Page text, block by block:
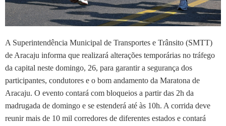
A Superintendência Municipal de Transportes e Trânsito (SMTT)
de Aracaju informa que realizará alterações temporárias no tráfego
da capital neste domingo, 26, para garantir a segurança dos
participantes, condutores e o bom andamento da Maratona de
Aracaju. O evento contará com bloqueios a partir das 2h da
madrugada de domingo e se estenderá até às 10h. A corrida deve
reunir mais de 10 mil corredores de diferentes estados e contará